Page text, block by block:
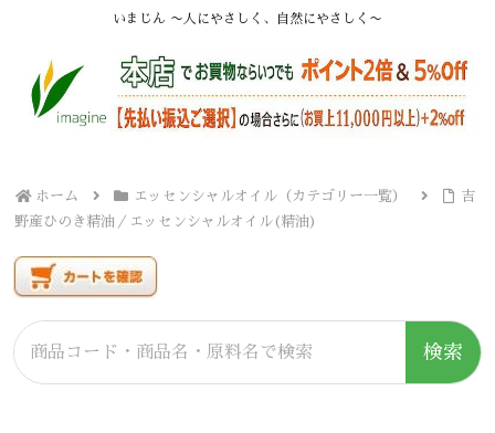
いまじん 〜人にやさしく、自然にやさしく〜
ホーム エッセンシャルオイル（カテゴリー一覧）
吉
野産ひのき精油／エッセンシャルオイル(精油)
検索